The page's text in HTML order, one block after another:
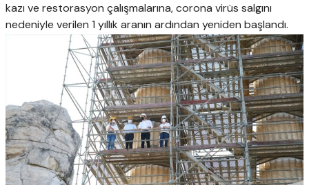
kazı ve restorasyon çalışmalarına, corona virüs salgını
nedeniyle verilen 1 yıllık aranın ardından yeniden başlandı.